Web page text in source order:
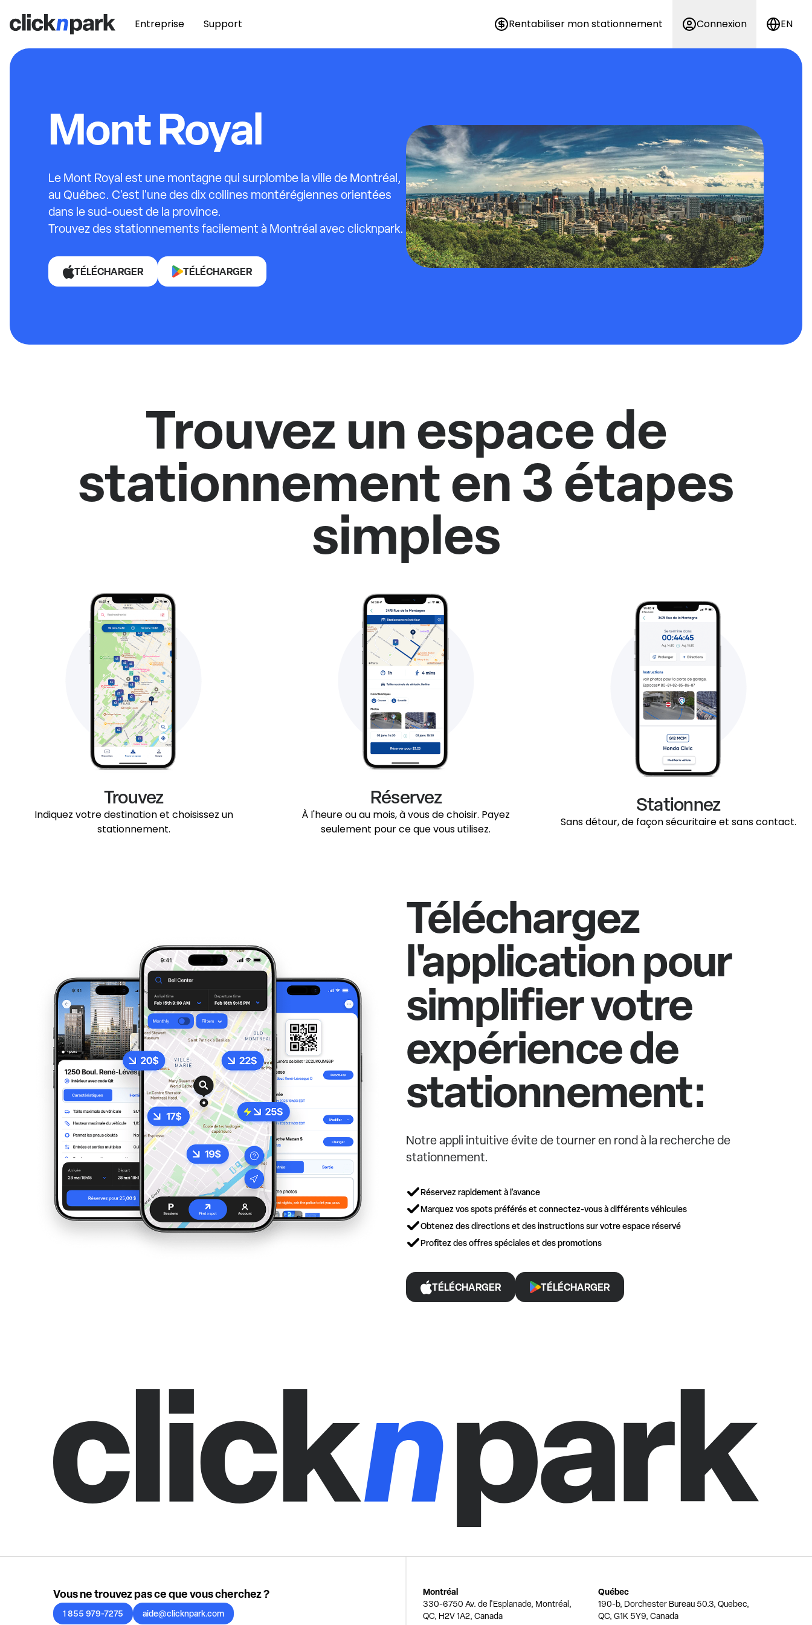
Entreprise Support Rentabiliser mon stationnement Connexion EN
Mont Royal
Le Mont Royal est une montagne qui surplombe la ville de Montréal,
au Québec. C'est l'une des dix collines montérégiennes orientées
dans le sud-ouest de la province.
Trouvez des stationnements facilement à Montréal avec clicknpark.
TÉLÉCHARGER TÉLÉCHARGER
Trouvez un espace de
stationnement en 3 étapes
simples
Trouvez
Indiquez votre destination et choisissez un
stationnement.
Réservez
À l'heure ou au mois, à vous de choisir. Payez
seulement pour ce que vous utilisez.
Stationnez
Sans détour, de façon sécuritaire et sans contact.
Téléchargez
l'application pour
simplifier votre
expérience de
stationnement:
Notre appli intuitive évite de tourner en rond à la recherche de
stationnement.
Réservez rapidement à l'avance
Marquez vos spots préférés et connectez-vous à différents véhicules
Obtenez des directions et des instructions sur votre espace réservé
Profitez des offres spéciales et des promotions
TÉLÉCHARGER TÉLÉCHARGER
Vous ne trouvez pas ce que vous cherchez ?
1 855 979-7275 aide@clicknpark.com
Montréal
330-6750 Av. de l'Esplanade, Montréal,
QC, H2V 1A2, Canada
Québec
190-b, Dorchester Bureau 50.3, Quebec,
QC, G1K 5Y9, Canada